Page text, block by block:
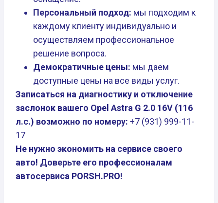
Персональный подход: мы подходим к
каждому клиенту индивидуально и
осуществляем профессиональное
решение вопроса.
Демократичные цены: мы даем
доступные цены на все виды услуг.
Записаться на диагностику и отключение
заслонок вашего Opel Astra G 2.0 16V (116
л.с.) возможно по номеру: +7 (931) 999-11-
17
Не нужно экономить на сервисе своего
авто! Доверьте его профессионалам
автосервиса PORSH.PRO!